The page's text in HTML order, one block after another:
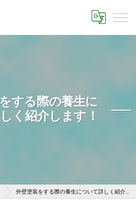
する際の養生に
く紹介します！
外壁塗装をする際の養生について詳しく紹介します！